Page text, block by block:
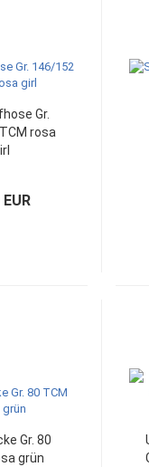
Gr.
rosa
Gr. 80
grün